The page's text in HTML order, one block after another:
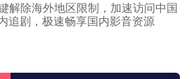
解除海外地区限制，加速访问中国
追剧，极速畅享国内影音资源